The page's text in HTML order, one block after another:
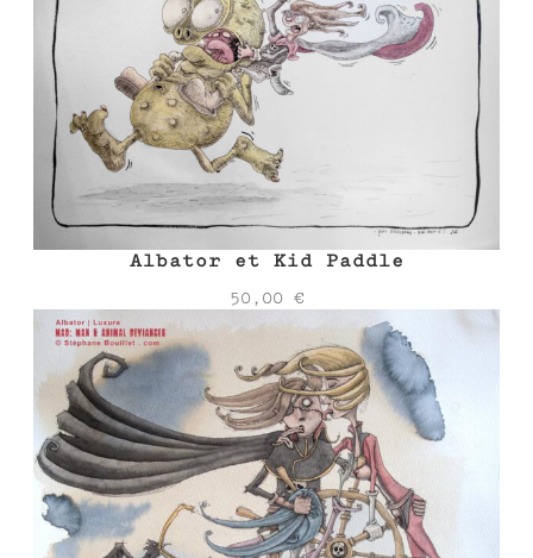
Albator et Kid Paddle
50,00 €